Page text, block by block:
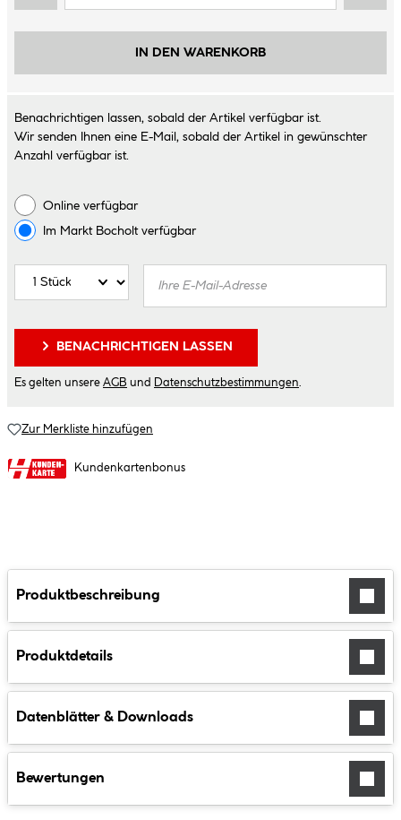
IN DEN WARENKORB
Benachrichtigen lassen, sobald der Artikel verfügbar ist.
Wir senden Ihnen eine E-Mail, sobald der Artikel in gewünschter
Anzahl verfügbar ist.
Online verfügbar
Im Markt Bocholtverfügbar
BENACHRICHTIGEN LASSEN
Es gelten unsere AGB und Datenschutzbestimmungen
Zur Merkliste hinzufügen
Kundenkartenbonus
Produktbeschreibung
Produktdetails
Datenblätter & Downloads
Bewertungen